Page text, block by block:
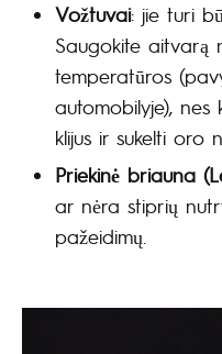
Vožtuvai: jie turi
Saugokite aitvarą
temperatūros
automobilyje), nes
klijus ir sukelti oro
Priekinė briauna
ar nėra stiprių
pažeidimų.